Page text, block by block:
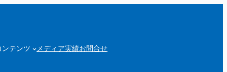
ンテンツ メディア実績お問合せ